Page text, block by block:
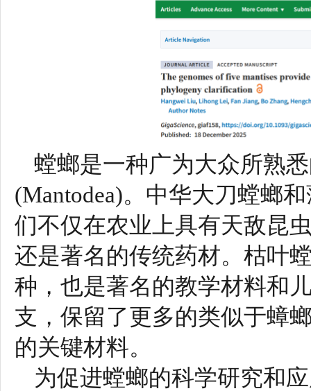
螳螂是一种广为大众所熟
(Mantodea)。中华大刀螳螂
们不仅在农业上具有天敌昆
还是著名的传统药材。枯叶
种，也是著名的教学材料和
支，保留了更多的类似于蟑
的关键材料。
为促进螳螂的科学研究和